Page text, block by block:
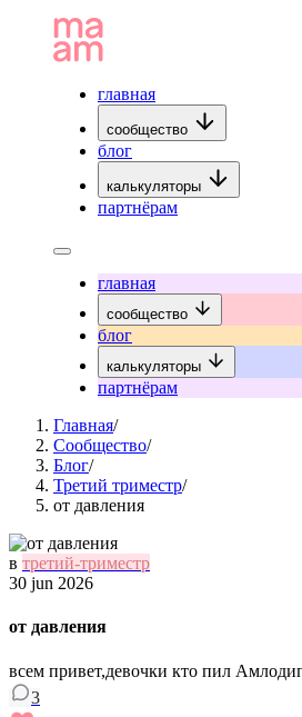
главная
сообщество
блог
калькуляторы
партнёрам
главная
сообщество
блог
калькуляторы
партнёрам
Главная/
Сообщество/
Блог/
Третий триместр/
от давления
в третий-триместр
30 jun 2026
от давления
всем привет,девочки кто пил
3